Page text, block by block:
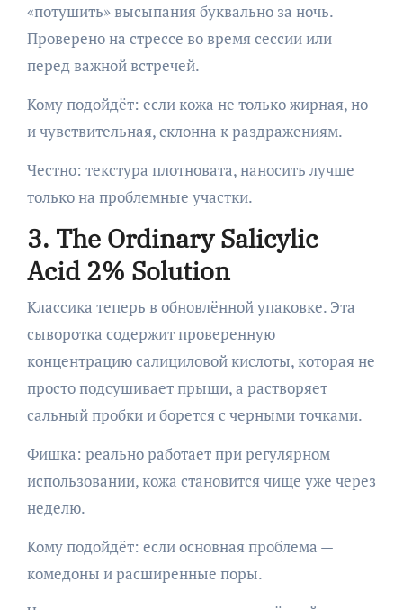
«потушить» высыпания буквально за ночь.
Проверено на стрессе во время сессии или
перед важной встречей.
Кому подойдёт: если кожа не только жирная, но
и чувствительная, склонна к раздражениям.
Честно: текстура плотновата, наносить лучше
только на проблемные участки.
3. The Ordinary Salicylic
Acid 2% Solution
Классика теперь в обновлённой упаковке. Эта
сыворотка содержит проверенную
концентрацию салициловой кислоты, которая не
просто подсушивает прыщи, а растворяет
сальный пробки и борется с черными точками.
Фишка: реально работает при регулярном
использовании, кожа становится чище уже через
неделю.
Кому подойдёт: если основная проблема —
комедоны и расширенные поры.